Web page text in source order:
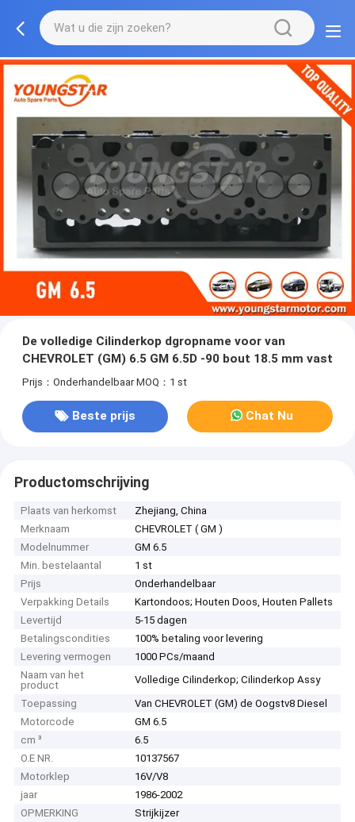
De volledige Cilinderkop dgropname voor van
CHEVROLET (GM) 6.5 GM 6.5D -90 bout 18.5 mm vast
Prijs：Onderhandelbaar MOQ：1 st
Beste prijs Chat Nu
Productomschrijving
Plaats van herkomst
Zhejiang, China
Merknaam
CHEVROLET ( GM )
Modelnummer
GM 6.5
Min. bestelaantal
1 st
Prijs
Onderhandelbaar
Verpakking Details
Kartondoos; Houten Doos, Houten Pallets
Levertijd
5-15 dagen
Betalingscondities
100% betaling voor levering
Levering vermogen
1000 PCs/maand
Naam van het
product
Volledige Cilinderkop; Cilinderkop Assy
Toepassing
Van CHEVROLET (GM) de Oogstv8 Diesel
Motorcode
GM 6.5
cm ³
6.5
O.E NR.
10137567
Motorklep
16V/V8
jaar
1986-2002
OPMERKING
Strijkijzer